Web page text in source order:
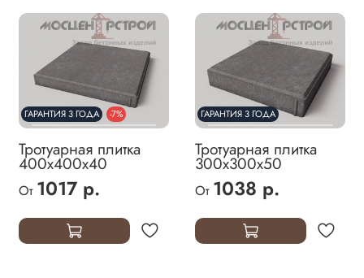
ГАРАНТИЯ 3 ГОДА -7%
Тротуарная плитка
400х400х40
От 1017 р.
ГАРАНТИЯ 3 ГОДА
Тротуарная плитка
300х300х50
От 1038 р.